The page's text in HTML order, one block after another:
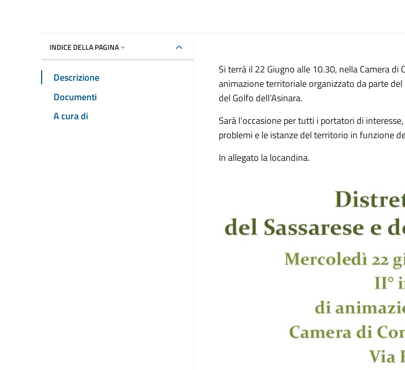
INDICE DELLA PAGINA
Descrizione
Documenti
A cura di
Si terrà il 22 Giugno alle 10.30, nella Camera
animazione territoriale organizzato da parte
del Golfo dell’Asinara.
Sarà l’occasione per tutti i portatori di
problemi e le istanze del territorio in funzione
In allegato la locandina.